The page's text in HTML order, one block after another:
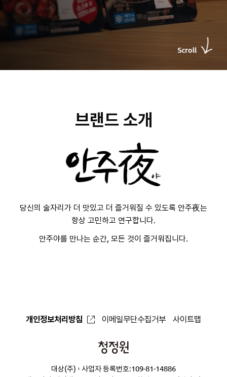
S
r
브랜드 소개
당신의 술자리가 더 맛있고 더 즐거워질 수 있도록 안주夜는
항상 고민하고 연구합니다.
안주야를 만나는 순간, 모든 것이 즐거워집니다.
개인정보처리방침 이메일무단수집거부 사이트맵
청
원
대상(주)
사업자 등록번호:109-81-14886